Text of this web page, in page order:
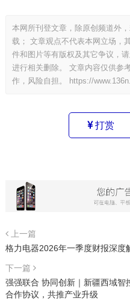
本网所刊登文章，除原创频道外
载； 文章观点不代表本网立场，
件和图片等有版权及其它争议，
进行相关删除。 文章内容仅供参
作，风险自担。
https://
打赏
上一篇
格力电器2026年一季度财报深度
下一篇
强强联合 协同创新｜新疆西域
合作协议，共推产业升级